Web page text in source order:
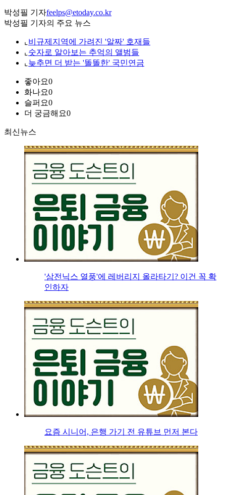
박성필 기자feelps@etoday.co.kr
박성필 기자의 주요 뉴스
⌞ 비규제지역에 가려진 '알짜' 호재들
⌞ 숫자로 알아보는 추억의 앨범들
⌞ 늦추면 더 받는 '똘똘한' 국민연금
좋아요0
화나요0
슬퍼요0
더 궁금해요0
최신뉴스
'삼전닉스 열풍'에 레버리지 올라타기? 이건 꼭 확
인하자
요즘 시니어, 은행 가기 전 유튜브 먼저 본다